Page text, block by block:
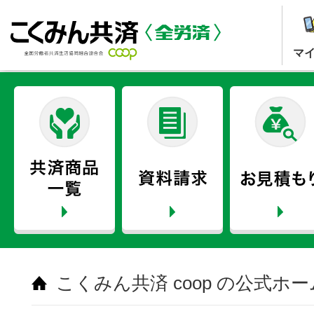
マ
こくみん共済 coop の公式ホ